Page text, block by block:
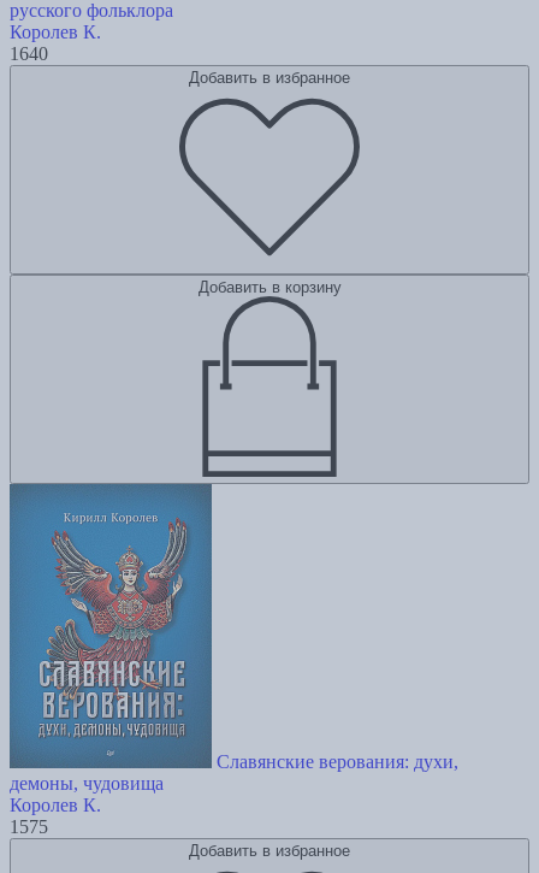
русского фольклора
Королев К.
1640
Добавить в избранное
Добавить в корзину
Славянские верования: духи,
демоны, чудовища
Королев К.
1575
Добавить в избранное